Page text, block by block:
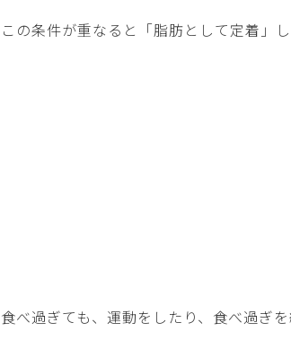
この条件が重なると「脂肪として定着」し
食べ過ぎても、運動をしたり、食べ過ぎ